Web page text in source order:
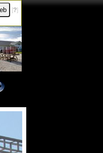
[?]